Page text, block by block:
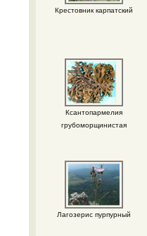
Крестовник карпатский
Ксантопармелия
грубоморщинистая
Лагозерис пурпурный